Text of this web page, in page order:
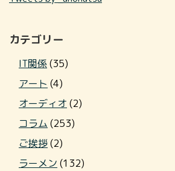
カテゴリー
IT関係(35)
アート (4)
オーディオ (2)
コラム (253)
ご挨拶(2)
ラーメン (132)